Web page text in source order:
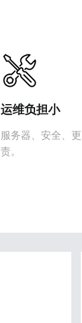
运维负担小
服务器、安全、
责。